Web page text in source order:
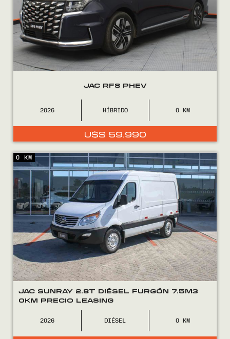
JAC RF8 PHEV
2026 HÍBRIDO 0
U$S 59.990
JAC SUNRAY 2.8T DIÉSEL FURGÓN 7.5M3
0KM PRECIO LEASING
2026 DIÉSEL 0
0 KM